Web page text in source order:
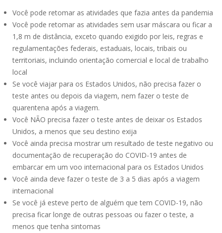
Você pode retomar as atividades que fazia antes da pandemia
Você pode retomar as atividades sem usar máscara ou ficar a
1,8 m de distância, exceto quando exigido por leis, regras e
regulamentações federais, estaduais, locais, tribais ou
territoriais, incluindo orientação comercial e local de trabalho
local
Se você viajar para os Estados Unidos, não precisa fazer o
teste antes ou depois da viagem, nem fazer o teste de
quarentena após a viagem.
Você NÃO precisa fazer o teste antes de deixar os Estados
Unidos, a menos que seu destino exija
Você ainda precisa mostrar um resultado de teste negativo ou
documentação de recuperação do COVID-19 antes de
embarcar em um voo internacional para os Estados Unidos
Você ainda deve fazer o teste de 3 a 5 dias após a viagem
internacional
Se você já esteve perto de alguém que tem COVID-19, não
precisa ficar longe de outras pessoas ou fazer o teste, a
menos que tenha sintomas